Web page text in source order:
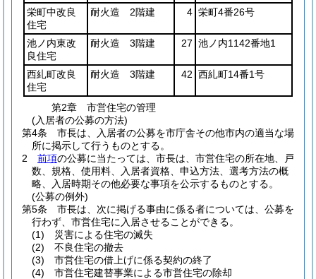
栄町中改良
住宅
耐火造 2階建 4 栄町4番26号
池ノ内東改
良住宅
耐火造 3階建 27 池ノ内1142番地1
西糺町改良
住宅
耐火造 3階建 42 西糺町14番1号
第2章
市営住宅の管理
(入居者の公募の方法)
第4条
市長は、入居者の公募を市庁舎その他市内の適当な場
所に掲示して行うものとする。
2
前項の公募に当たっては、市長は、市営住宅の所在地、戸
数、規格、使用料、入居者資格、申込方法、選考方法の概
略、入居時期その他必要な事項を公示するものとする。
(公募の例外)
第5条
市長は、次に掲げる事由に係る者については、公募を
行わず、市営住宅に入居させることができる。
(1)
災害による住宅の滅失
(2)
不良住宅の撤去
(3)
市営住宅の借上げに係る契約の終了
(4)
市営住宅建替事業による市営住宅の除却